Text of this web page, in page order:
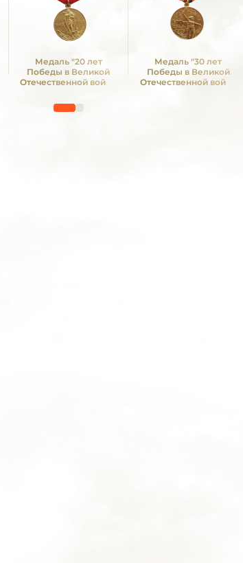
Медаль "20 лет
Победы в Великой
Отечественной войне
Медаль "30 лет
Победы в Великой
Отечественной войне